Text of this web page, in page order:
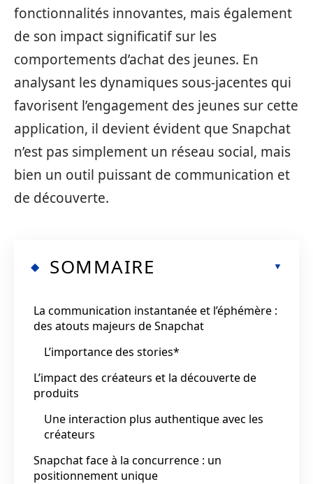
fonctionnalités innovantes, mais également
de son impact significatif sur les
comportements d’achat des jeunes. En
analysant les dynamiques sous-jacentes qui
favorisent l’engagement des jeunes sur cette
application, il devient évident que Snapchat
n’est pas simplement un réseau social, mais
bien un outil puissant de communication et
de découverte.
SOMMAIRE
La communication instantanée et l’éphémère :
des atouts majeurs de Snapchat
L’importance des stories*
L’impact des créateurs et la découverte de
produits
Une interaction plus authentique avec les
créateurs
Snapchat face à la concurrence : un
positionnement unique